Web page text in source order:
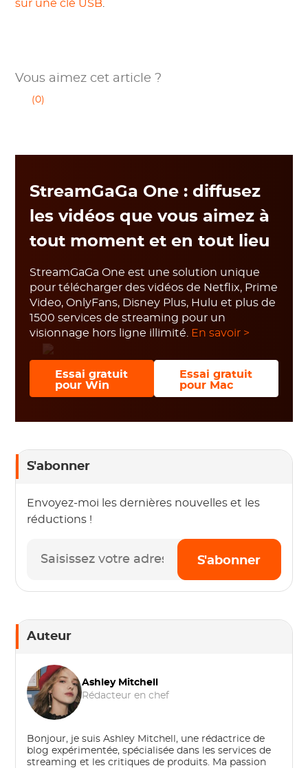
sur une clé USB
Vous aimez cet article ?
(0)
StreamGaGa One : diffusez
les vidéos que vous aimez à
tout moment et en tout lieu
StreamGaGa One est une solution unique
pour télécharger des vidéos de Netflix, Prime
Video, OnlyFans, Disney Plus, Hulu et plus de
1500 services de streaming pour un
visionnage hors ligne illimité.
En savoir >
Essai gratuit
pour Win
Essai gratuit
pour Mac
S'abonner
Envoyez-moi les dernières nouvelles et les
réductions !
S'abonner
Auteur
Ashley Mitchell
Rédacteur en chef
Bonjour, je suis Ashley Mitchell, une rédactrice de
blog expérimentée, spécialisée dans les services de
streaming et les critiques de produits. Ma passion